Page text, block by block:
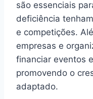
são essenciais
deficiência
e competições.
empresas e
financiar eventos
promovendo o
adaptado.